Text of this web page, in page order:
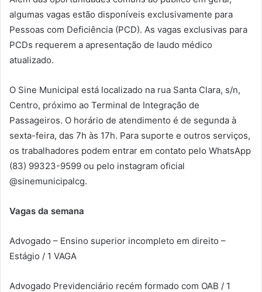
algumas vagas estão disponíveis exclusivamente para
Pessoas com Deficiência (PCD). As vagas exclusivas para
PCDs requerem a apresentação de laudo médico
atualizado.
O Sine Municipal está localizado na rua Santa Clara, s/n,
Centro, próximo ao Terminal de Integração de
Passageiros. O horário de atendimento é de segunda à
sexta-feira, das 7h às 17h. Para suporte e outros serviços,
os trabalhadores podem entrar em contato pelo WhatsApp
(83) 99323-9599 ou pelo instagram oficial
@sinemunicipalcg.
Vagas da semana
Advogado – Ensino superior incompleto em direito –
Estágio / 1 VAGA
Advogado Previdenciário recém formado com OAB / 1